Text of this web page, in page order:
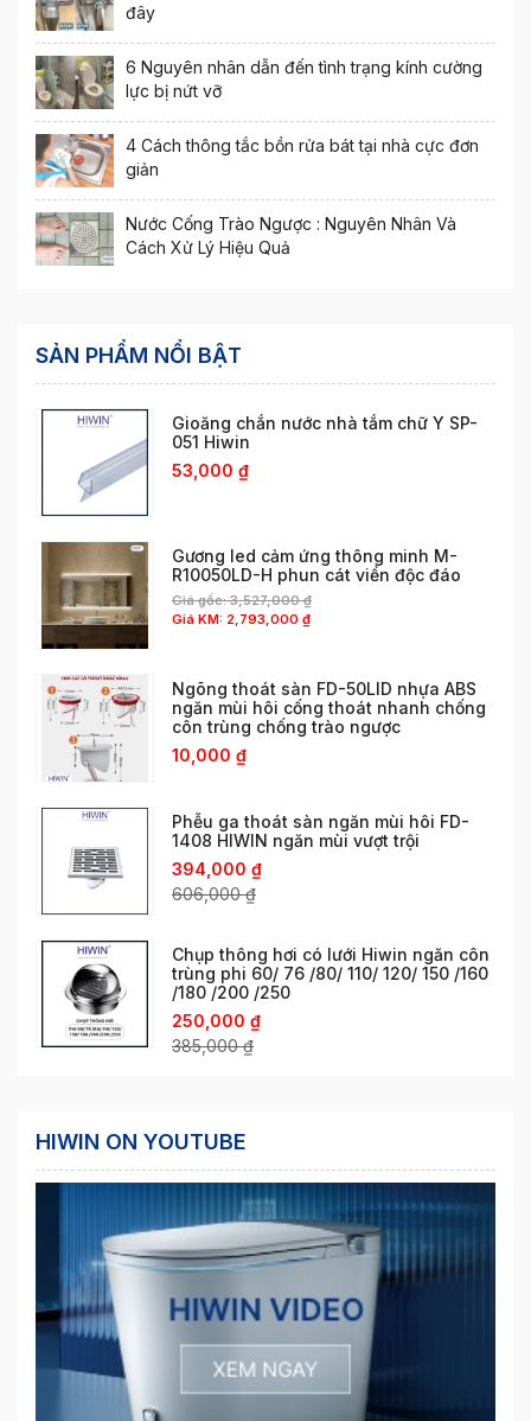
đây
6 Nguyên nhân dẫn đến tình trạng kính cường
lực bị nứt vỡ
4 Cách thông tắc bồn rửa bát tại nhà cực đơn
giản
Nước Cống Trào Ngược : Nguyên Nhân Và
Cách Xử Lý Hiệu Quả
SẢN PHẨM NỔI BẬT
Gioăng chắn nước nhà tắm chữ Y SP-
051 Hiwin
53,000 ₫
Gương led cảm ứng thông minh M-
R10050LD-H phun cát viền độc đáo
Giá gốc:3,527,000₫
Giá KM: 2,793,000 ₫
Ngõng thoát sàn FD-50LID nhựa ABS
ngăn mùi hôi cống thoát nhanh chống
côn trùng chống trào ngược
10,000 ₫
Phễu ga thoát sàn ngăn mùi hôi FD-
1408 HIWIN ngăn mùi vượt trội
394,000 ₫
606,000₫
Chụp thông hơi có lưới Hiwin ngăn côn
trùng phi 60/ 76 /80/ 110/ 120/ 150 /160
/180 /200 /250
250,000 ₫
385,000₫
HIWIN ON YOUTUBE